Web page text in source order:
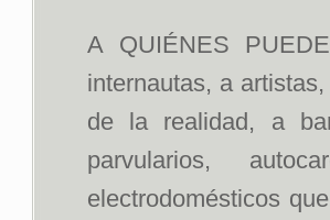
A QUIÉNES
internautas, a
de la realidad, a
parvularios,
electrodomésticos